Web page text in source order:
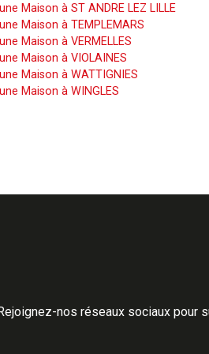
Maison à ST ANDRE LEZ LILLE
Maison à TEMPLEMARS
Maison à VERMELLES
Maison à VIOLAINES
Maison à WATTIGNIES
Maison à WINGLES
nos réseaux sociaux pour